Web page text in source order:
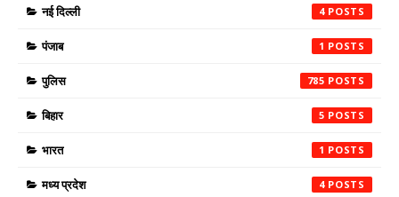
नई दिल्ली 4
पंजाब 1
पुलिस 785
बिहार 5
भारत 1
मध्य प्रदेश 4